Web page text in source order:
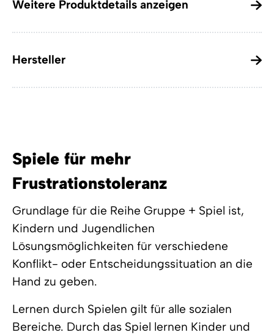
Weitere Produktdetails anzeigen
Hersteller
Spiele für mehr
Frustrationstoleranz
Grundlage für die Reihe Gruppe + Spiel ist,
Kindern und Jugendlichen
Lösungsmöglichkeiten für verschiedene
Konflikt- oder Entscheidungssituation an die
Hand zu geben.
Lernen durch Spielen gilt für alle sozialen
Bereiche. Durch das Spiel lernen Kinder und